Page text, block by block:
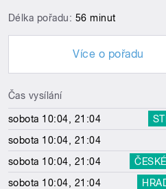
Délka pořadu: 56 minut
Více o pořadu
Čas vysílání
sobota 10:04, 21:04
sobota 10:04, 21:04
sobota 10:04, 21:04
sobota 10:04, 21:04